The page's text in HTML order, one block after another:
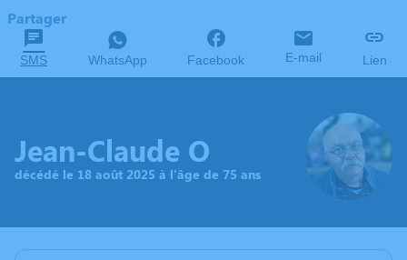
Partager
SMS WhatsApp Facebook E-mail Lien
Jean-Claude O
décédé le 18 août 2025 à l'âge de 75 ans